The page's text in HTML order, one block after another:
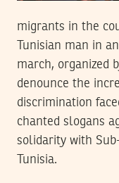
migrants in the
Tunisian man in
march, organized
denounce the
discrimination
chanted slogans
solidarity with
Tunisia.